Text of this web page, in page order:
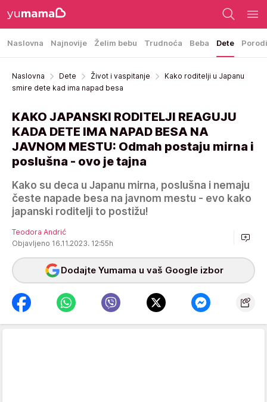
Naslovna Najnovije Želim bebu Trudnoća Beba Dete
Naslovna Dete Život i vaspitanje
Kako roditelji u Japanu
smire dete kad ima napad besa
KAKO JAPANSKI RODITELJI REAGUJU
KADA DETE IMA NAPAD BESA NA
JAVNOM MESTU: Odmah postaju mirna i
poslušna - ovo je tajna
Kako su deca u Japanu mirna, poslušna i nemaju
česte napade besa na javnom mestu - evo kako
japanski roditelji to postižu!
Teodora Andrić
Objavljeno 16.11.2023. 12:55h
Dodajte Yumama u vaš Google izbor